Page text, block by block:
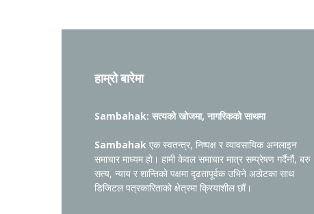
हाम्रो बारेमा
Sambahak: सत्यको खोजमा, नागरिकको साथमा
Sambahak एक स्वतन्त्र, निष्पक्ष र व्यावसायिक अनलाइन
समाचार माध्यम हो। हामी केवल समाचार मात्र सम्प्रेषण गर्दैनौं, बरु
सत्य, न्याय र शान्तिको पक्षमा दृढतापूर्वक उभिने अठोटका साथ
डिजिटल पत्रकारिताको क्षेत्रमा क्रियाशील छौं।